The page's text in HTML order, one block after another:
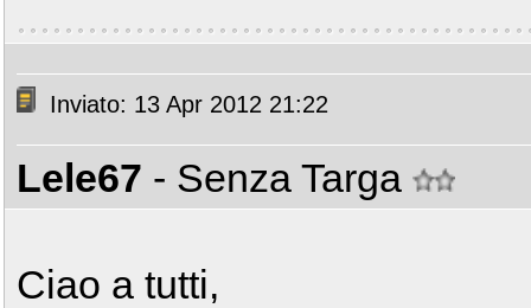
Inviato: 13 Apr 2012 21:22
Lele67 - Senza Targa
Ciao a tutti,